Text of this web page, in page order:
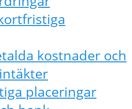
kostnader och
placeringar